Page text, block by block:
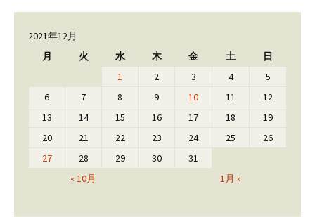
2021年12月
月
火 水 木 金 土 日
« 10月 1月 »
1 2 3 4
5
6
7 8 9 10 11
12
13
14 15 16 17 18
19
20
21 22 23 24 25
26
27
28 29 30 31